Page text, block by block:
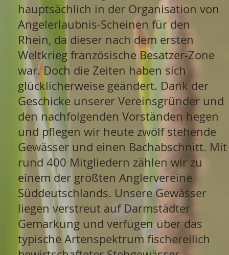
hauptsächlich in der Organisation von
Angelerlaubnis-Scheinen für den
Rhein, da dieser nach dem ersten
Weltkrieg französische Besatzer-Zone
war. Doch die Zeiten haben sich
glücklicherweise geändert. Dank der
Geschicke unserer Vereinsgründer und
den nachfolgenden Vorständen hegen
und pflegen wir heute zwölf stehende
Gewässer und einen Bachabschnitt. Mit
rund 400 Mitgliedern zählen wir zu
einem der größten Anglervereine
Süddeutschlands. Unsere Gewässer
liegen verstreut auf Darmstädter
Gemarkung und verfügen über das
typische Artenspektrum fischereilich